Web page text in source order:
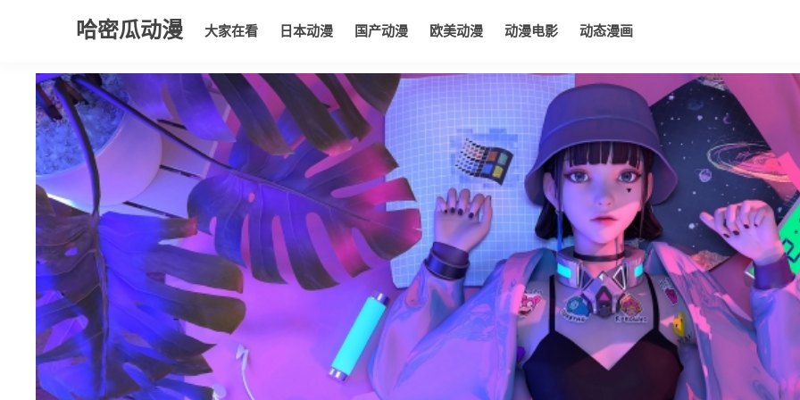
哈密瓜动漫 大家在看 日本动漫 国产动漫 欧美动漫 动漫电影 动态漫画
大家在看 日本动漫 国产动漫 欧美动漫 动漫电影 动态漫画